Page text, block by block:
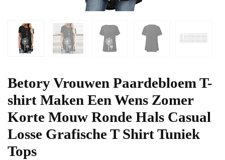
Betory Vrouwen Paardebloem T-
shirt Maken Een Wens Zomer
Korte Mouw Ronde Hals Casual
Losse Grafische T Shirt Tuniek
Tops